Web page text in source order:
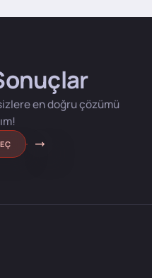
en doğru çözümü